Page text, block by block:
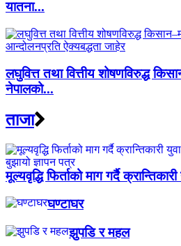
यातना...
लघुवित्त तथा वित्तीय शोषणविरुद्ध
नेपालको...
ताजा
मूल्यवृद्धि फिर्ताको माग गर्दै
घण्टाघर
झुपडि र महल